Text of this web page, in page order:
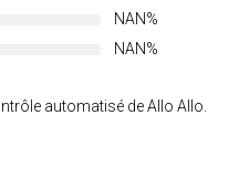
NAN%
NAN%
automatisé de Allo Allo.